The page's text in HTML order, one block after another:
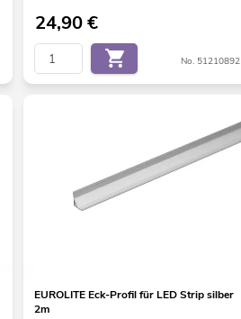
24,90€
No. 51210892
EUROLITE Eck-Profil für LED Strip silber
2m